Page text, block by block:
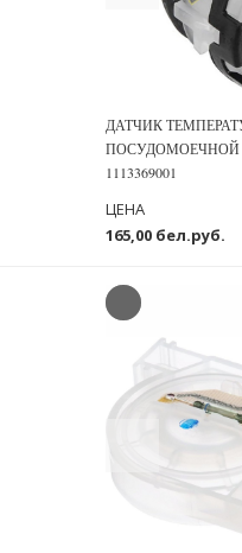
ДАТЧИК
ПОСУДОМОЕЧНОЙ
1113369001
165,00 бел.руб.
ЦЕНА
Previous